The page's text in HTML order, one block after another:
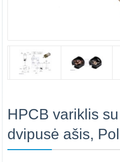
HPCB variklis
dvipusė ašis,